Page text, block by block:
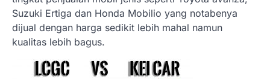
Suzuki Ertiga dan Honda Mobilio yang notabenya
dijual dengan harga sedikit lebih mahal namun
kualitas lebih bagus.